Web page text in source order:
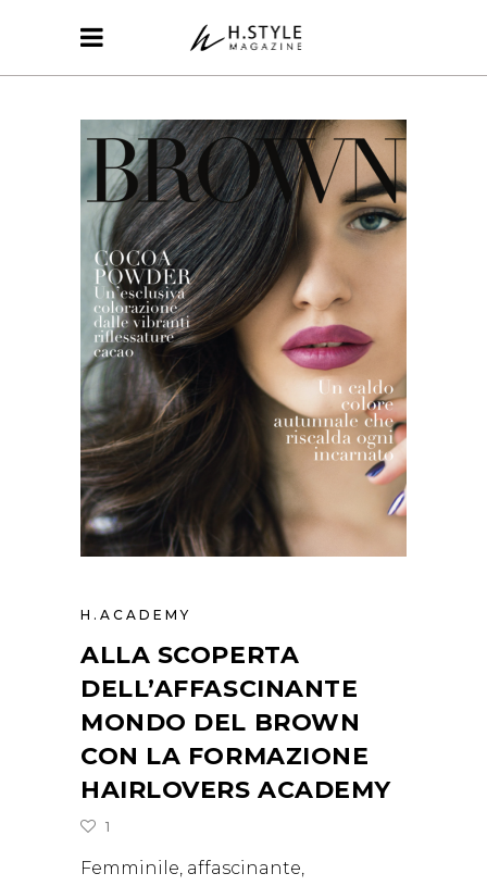
H.ACADEMY
ALLA SCOPERTA
DELL’AFFASCINANTE
MONDO DEL BROWN
CON LA FORMAZIONE
HAIRLOVERS ACADEMY
1
Femminile, affascinante,